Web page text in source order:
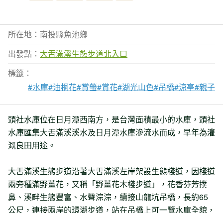
所在地：南投縣魚池鄉
出發點： 大舌滿溪生態步道北入口
標籤：
#水庫#油桐花#賞螢#賞花#湖光山色#吊橋#涼亭#親子
頭社水庫位在日月潭西南方，是台灣面積最小的水庫，頭社
水庫匯集大舌滿溪溪水及日月潭水庫滲流水而成，早年為灌
溉良田用途。
大舌滿溪生態步道沿著大舌滿溪左岸架設生態棧道，因棧道
兩旁種滿野薑花，又稱「野薑花木棧步道」，花香芬芳撲
鼻、溪畔生態豐富、水聲淙淙，續接山龍坑吊橋，長約65
公尺，連接兩岸的環湖步道，站在吊橋上可一覽水庫全貌，